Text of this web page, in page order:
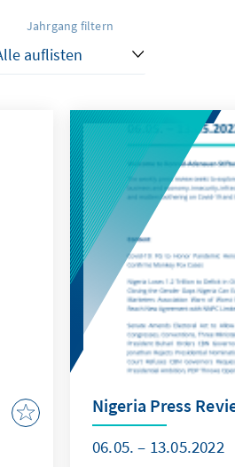
Jahrgang filtern
Nigeria Press
06.05. – 13.05.2022